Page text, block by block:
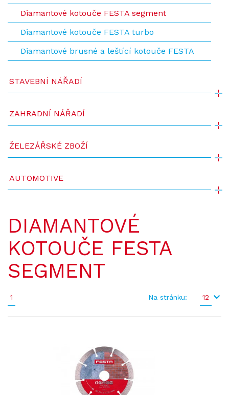
Diamantové kotouče FESTA segment
Diamantové kotouče FESTA turbo
Diamantové brusné a leštící kotouče FESTA
STAVEBNÍ NÁŘADÍ
ZAHRADNÍ NÁŘADÍ
ŽELEZÁŘSKÉ ZBOŽÍ
AUTOMOTIVE
DIAMANTOVÉ
KOTOUČE FESTA
SEGMENT
1 Na stránku: 12